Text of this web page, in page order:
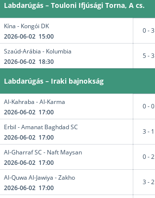
Labdarúgás – Touloni Ifjúsági Torna, A cs.
Kína - Kongói DK
2026-06-02 15:00
0 - 3
Szaúd-Arábia - Kolumbia
2026-06-02 18:30
5 - 3
Labdarúgás – Iraki bajnokság
Al-Kahraba - Al-Karma
2026-06-02 17:00
0 - 0
Erbil - Amanat Baghdad SC
2026-06-02 17:00
3 - 1
Al-Gharraf SC - Naft Maysan
2026-06-02 17:00
0 - 2
Al-Quwa Al-Jawiya - Zakho
2026-06-02 17:00
3 - 2